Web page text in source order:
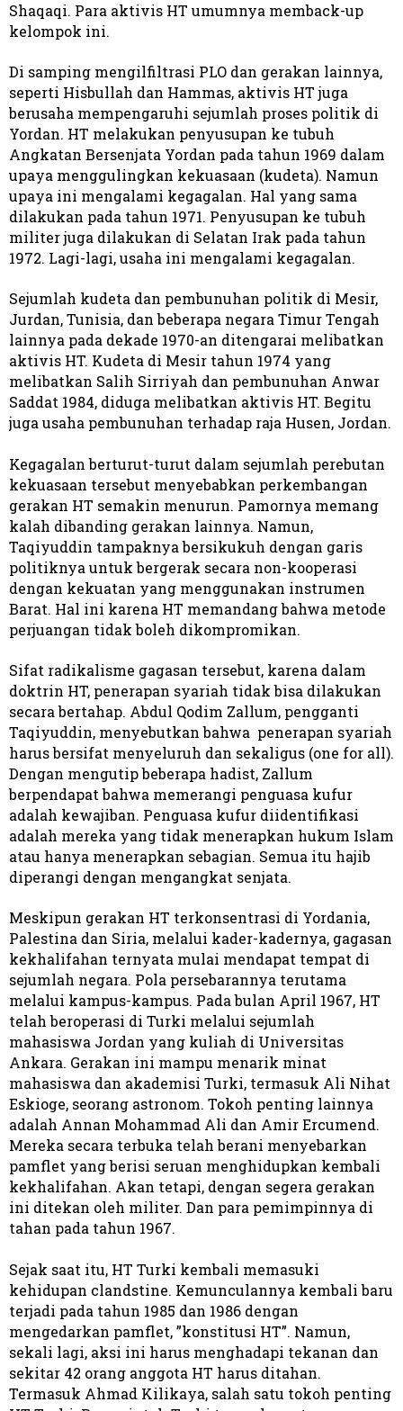
Shaqaqi. Para aktivis HT umumnya memback-up
kelompok ini.
Di samping mengilfiltrasi PLO dan gerakan lainnya,
seperti Hisbullah dan Hammas, aktivis HT juga
berusaha mempengaruhi sejumlah proses politik di
Yordan. HT melakukan penyusupan ke tubuh
Angkatan Bersenjata Yordan pada tahun 1969 dalam
upaya menggulingkan kekuasaan (kudeta). Namun
upaya ini mengalami kegagalan. Hal yang sama
dilakukan pada tahun 1971. Penyusupan ke tubuh
militer juga dilakukan di Selatan Irak pada tahun
1972. Lagi-lagi, usaha ini mengalami kegagalan.
Sejumlah kudeta dan pembunuhan politik di Mesir,
Jurdan, Tunisia, dan beberapa negara Timur Tengah
lainnya pada dekade 1970-an ditengarai melibatkan
aktivis HT. Kudeta di Mesir tahun 1974 yang
melibatkan Salih Sirriyah dan pembunuhan Anwar
Saddat 1984, diduga melibatkan aktivis HT. Begitu
juga usaha pembunuhan terhadap raja Husen, Jordan.
Kegagalan berturut-turut dalam sejumlah perebutan
kekuasaan tersebut menyebabkan perkembangan
gerakan HT semakin menurun. Pamornya memang
kalah dibanding gerakan lainnya. Namun,
Taqiyuddin tampaknya bersikukuh dengan garis
politiknya untuk bergerak secara non-kooperasi
dengan kekuatan yang menggunakan instrumen
Barat. Hal ini karena HT memandang bahwa metode
perjuangan tidak boleh dikompromikan.
Sifat radikalisme gagasan tersebut, karena dalam
doktrin HT, penerapan syariah tidak bisa dilakukan
secara bertahap. Abdul Qodim Zallum, pengganti
Taqiyuddin, menyebutkan bahwa penerapan syariah
harus bersifat menyeluruh dan sekaligus (one for all).
Dengan mengutip beberapa hadist, Zallum
berpendapat bahwa memerangi penguasa kufur
adalah kewajiban. Penguasa kufur diidentifikasi
adalah mereka yang tidak menerapkan hukum Islam
atau hanya menerapkan sebagian. Semua itu hajib
diperangi dengan mengangkat senjata.
Meskipun gerakan HT terkonsentrasi di Yordania,
Palestina dan Siria, melalui kader-kadernya, gagasan
kekhalifahan ternyata mulai mendapat tempat di
sejumlah negara. Pola persebarannya terutama
melalui kampus-kampus. Pada bulan April 1967, HT
telah beroperasi di Turki melalui sejumlah
mahasiswa Jordan yang kuliah di Universitas
Ankara. Gerakan ini mampu menarik minat
mahasiswa dan akademisi Turki, termasuk Ali Nihat
Eskioge, seorang astronom. Tokoh penting lainnya
adalah Annan Mohammad Ali dan Amir Ercumend.
Mereka secara terbuka telah berani menyebarkan
pamflet yang berisi seruan menghidupkan kembali
kekhalifahan. Akan tetapi, dengan segera gerakan
ini ditekan oleh militer. Dan para pemimpinnya di
tahan pada tahun 1967.
Sejak saat itu, HT Turki kembali memasuki
kehidupan clandstine. Kemunculannya kembali baru
terjadi pada tahun 1985 dan 1986 dengan
mengedarkan pamflet, ”konstitusi HT”. Namun,
sekali lagi, aksi ini harus menghadapi tekanan dan
sekitar 42 orang anggota HT harus ditahan.
Termasuk Ahmad Kilikaya, salah satu tokoh penting